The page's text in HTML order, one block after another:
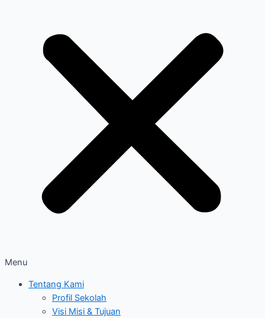
Menu
Tentang Kami
Profil Sekolah
Visi Misi & Tujuan